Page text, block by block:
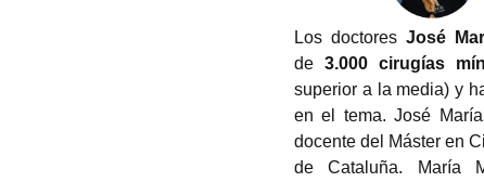
Los doctores José
de3.000 cirugías
superior a la media) y
en el tema. José
docente del Máster en
de Cataluña. María